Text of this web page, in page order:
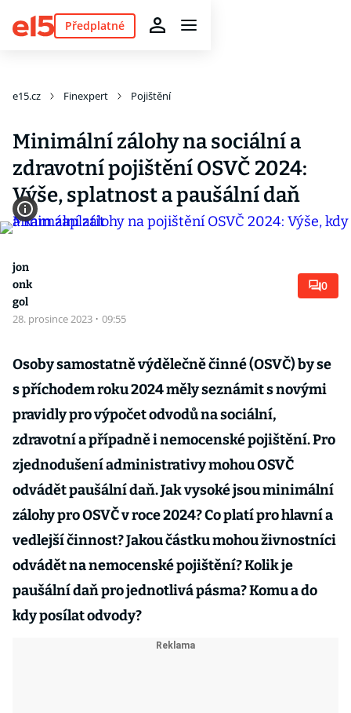
Předplatné
e15.cz Finexpert Pojištění
Minimální zálohy na sociální a
zdravotní pojištění OSVČ 2024:
Výše, splatnost a paušální daň
jon
onk
gol
28. prosince 2023 · 09:55
0
Osoby samostatně výdělečně činné (OSVČ) by se
s příchodem roku 2024 měly seznámit s novými
pravidly pro výpočet odvodů na sociální,
zdravotní a případně i nemocenské pojištění. Pro
zjednodušení administrativy mohou OSVČ
odvádět paušální daň. Jak vysoké jsou minimální
zálohy pro OSVČ v roce 2024? Co platí pro hlavní a
vedlejší činnost? Jakou částku mohou živnostníci
odvádět na nemocenské pojištění? Kolik je
paušální daň pro jednotlivá pásma? Komu a do
kdy posílat odvody?